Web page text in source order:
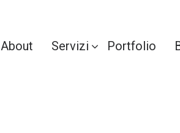
About Servizi Portfolio